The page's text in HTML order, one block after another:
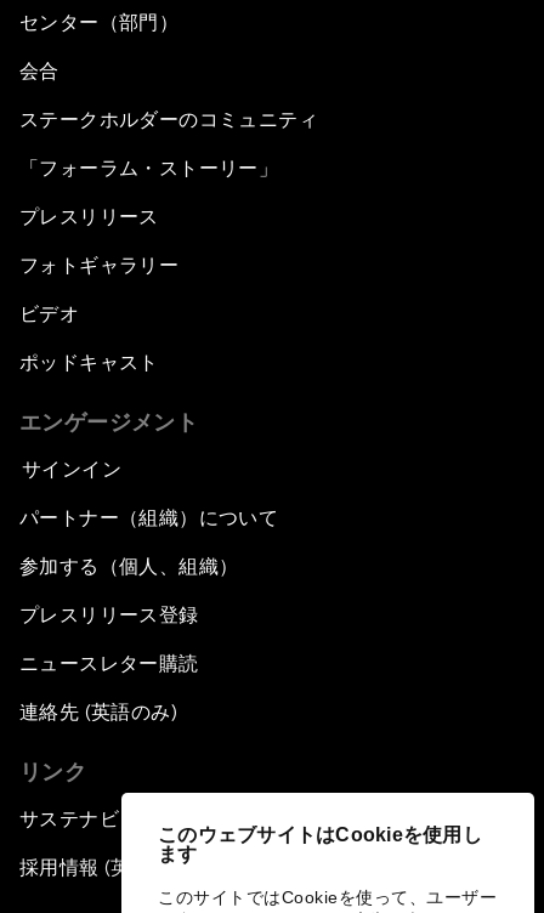
このウェブサイトはCookieを使用し
ます
このサイトではCookieを使って、ユーザー
センター（部門）
会合
ステークホルダーのコミュニティ
「フォーラム・ストーリー」
プレスリリース
フォトギャラリー
ビデオ
ポッドキャスト
エンゲージメント
サインイン
パートナー（組織）について
参加する（個人、組織）
プレスリリース登録
ニュースレター購読
連絡先 (英語のみ)
リンク
サステナビリティへの取り組み
採用情報 (英語のみ)